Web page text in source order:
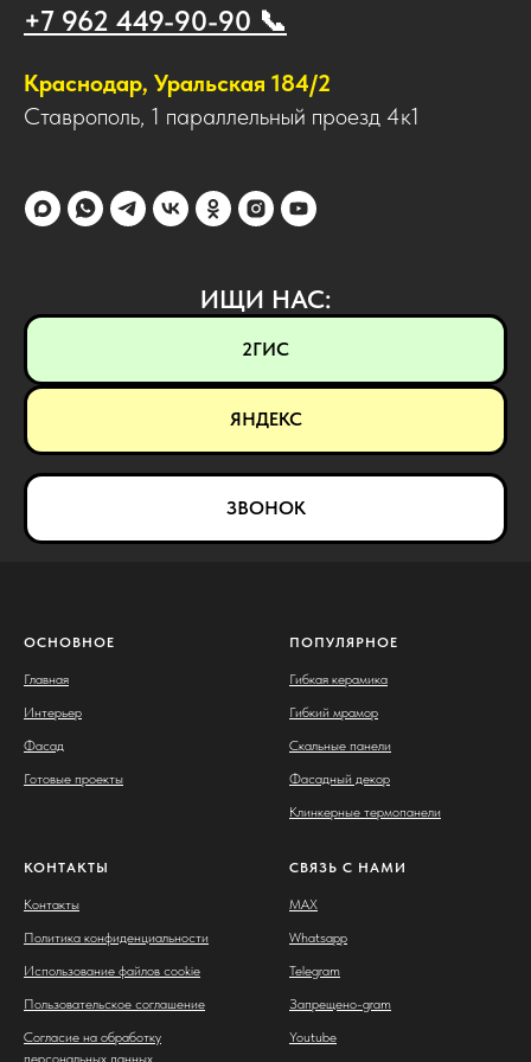
+7 962 449-90-90 📞
Краснодар, Уральская 184/2
Ставрополь, 1 параллельный проезд 4к1
ИЩИ НАС:
2ГИС
ЯНДЕКС
ЗВОНОК
ОСНОВНОЕ
Главная
Интерьер
Фасад
Готовые проекты
ПОПУЛЯРНОЕ
Гибкая керамика
Гибкий мрамор
Скальные панели
Фасадный декор
Клинкерные термопанели
КОНТАКТЫ
Контакты
Политика конфиденциальности
Использование файлов cookie
Пользовательское соглашение
Согласие на обработку
персональных данных
СВЯЗЬ С НАМИ
MAX
Whatsapp
Telegram
Запрещено-gram
Youtube